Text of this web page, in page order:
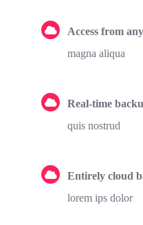
Access from
magna aliqua
Real-time
quis nostrud
Entirely cloud
lorem ips dolor